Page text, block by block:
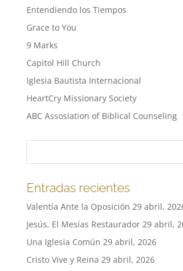
Entendiendo los Tiempos
Grace to You
9 Marks
Capitol Hill Church
Iglesia Bautista Internacional
HeartCry Missionary Society
ABC Assosiation of Biblical Counseling
Entradas recientes
Valentía Ante la Oposición 29 abril,
Jesús, El Mesías Restaurador 29 abril,
Una Iglesia Común 29 abril, 2026
Cristo Vive y Reina 29 abril, 2026